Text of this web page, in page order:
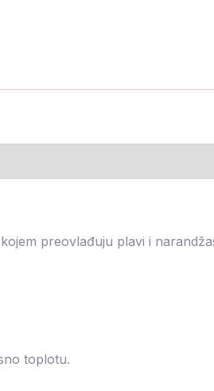
preovlađuju plavi i
toplotu.